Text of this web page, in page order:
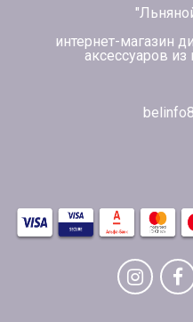
интернет-магазин
аксессуаров из